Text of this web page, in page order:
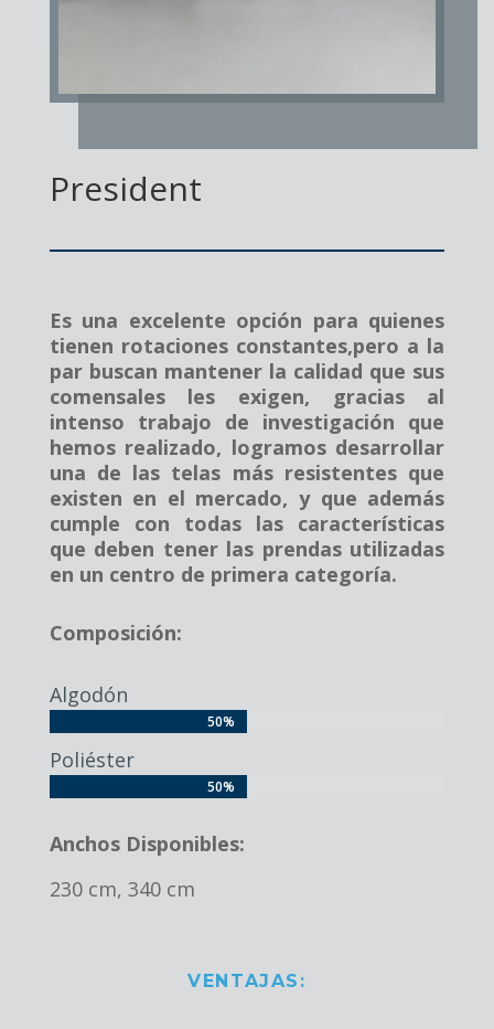
President
Es una excelente opción para quienes
tienen rotaciones constantes,pero a la
par buscan mantener la calidad que sus
comensales les exigen, gracias al
intenso trabajo de investigación que
hemos realizado, logramos desarrollar
una de las telas más resistentes que
existen en el mercado, y que además
cumple con todas las características
que deben tener las prendas utilizadas
en un centro de primera categoría.
Composición:
Algodón
50%
50%
Poliéster
50%
50%
Anchos Disponibles:
230 cm, 340 cm
VENTAJAS: